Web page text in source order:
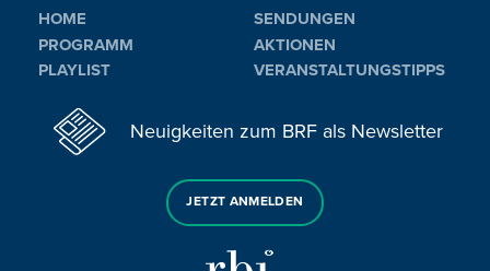
HOME
PROGRAMM
PLAYLIST
SENDUNGEN
AKTIONEN
VERANSTALTUNGSTIPPS
Neuigkeiten zum BRF als Newsletter
JETZT ANMELDEN